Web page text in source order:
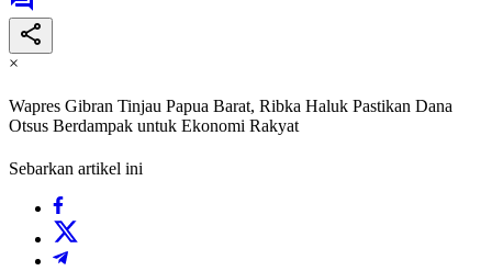
×
Wapres Gibran Tinjau Papua Barat, Ribka Haluk Pastikan Dana
Otsus Berdampak untuk Ekonomi Rakyat
Sebarkan artikel ini